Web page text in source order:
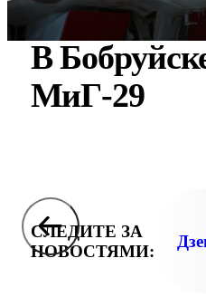
В
МиГ-29
СЛЕДИТЕ ЗА
НОВОСТЯМИ: